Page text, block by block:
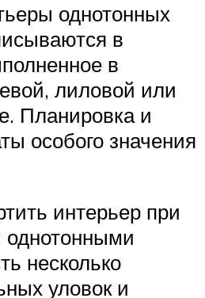
однотонных
в
в
лиловой или
Планировка и
особого значения
интерьер при
однотонными
несколько
уловок и